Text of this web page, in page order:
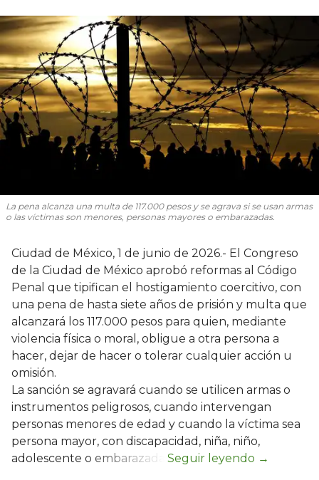
La pena alcanza una multa de 117.000 pesos y se agrava si se usan armas
o las víctimas son menores, personas mayores o embarazadas.
Ciudad de México, 1 de junio de 2026.- El Congreso
de la Ciudad de México aprobó reformas al Código
Penal que tipifican el hostigamiento coercitivo, con
una pena de hasta siete años de prisión y multa que
alcanzará los 117.000 pesos para quien, mediante
violencia física o moral, obligue a otra persona a
hacer, dejar de hacer o tolerar cualquier acción u
omisión.
La sanción se agravará cuando se utilicen armas o
instrumentos peligrosos, cuando intervengan
personas menores de edad y cuando la víctima sea
persona mayor, con discapacidad, niña, niño,
adolescente o embarazada.